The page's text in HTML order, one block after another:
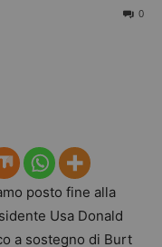
0
posto fine alla
Usa Donald
a sostegno di Burt